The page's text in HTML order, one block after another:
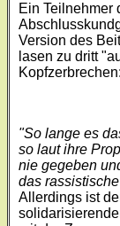
Ein Teilnehmer
Version des
lasen zu dritt
Kopfzerbrechen:
"So lange es
so laut ihre
nie gegeben
das
Allerdings ist